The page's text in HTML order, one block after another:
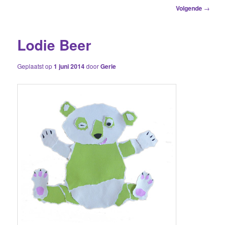
Berichtnavigatie
Volgende →
Lodie Beer
Geplaatst op1 juni 2014doorGerie